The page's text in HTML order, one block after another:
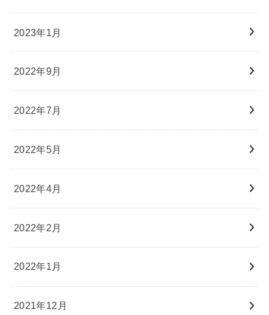
2023年1月
2022年9月
2022年7月
2022年5月
2022年4月
2022年2月
2022年1月
2021年12月